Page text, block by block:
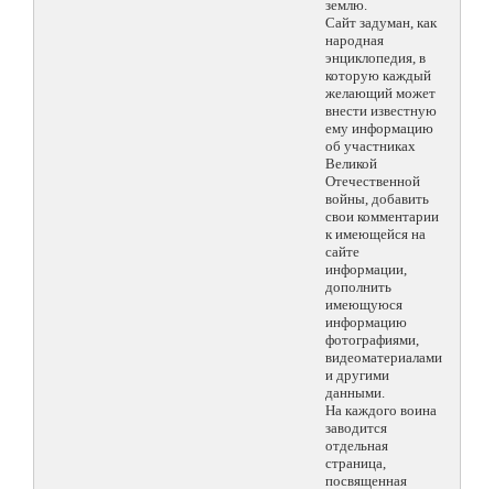
землю.
Сайт задуман, как
народная
энциклопедия, в
которую каждый
желающий может
внести известную
ему информацию
об участниках
Великой
Отечественной
войны, добавить
свои комментарии
к имеющейся на
сайте
информации,
дополнить
имеющуюся
информацию
фотографиями,
видеоматериалами
и другими
данными.
На каждого воина
заводится
отдельная
страница,
посвященная